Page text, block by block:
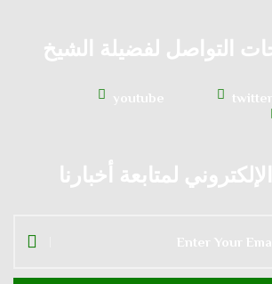
التواصل لفضيلة الشيخ
twitter
youtube
لمتابعة أخبارنا